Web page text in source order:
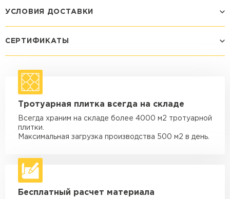
УСЛОВИЯ ДОСТАВКИ
макс. длина груза 4 м
Машина - 1,5 тн до 20 м3
макс. длина груза 4 м
Машина - 3,5 тн до 30 м3
макс. длина груза 6 м
макс. длина груза 6 м
Машина - 10 тн до 50 м3
макс. длина груза 8 м
СЕРТИФИКАТЫ
Тротуарная плитка всегда на складе
Всегда храним на складе более 4000 м2 тротуарной
плитки.
Максимальная загрузка производства 500 м2 в день.
Бесплатный расчет материала